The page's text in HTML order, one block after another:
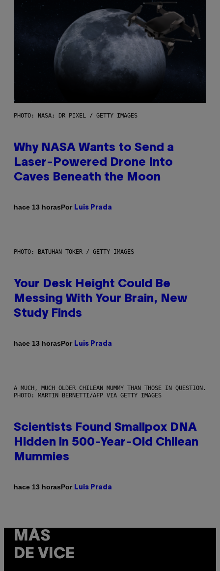
PHOTO: NASA; DR PIXEL / GETTY IMAGES
Why NASA Wants to Send a
Laser-Powered Drone Into
Caves Beneath the Moon
hace 13 horasPor Luis Prada
PHOTO: BATUHAN TOKER / GETTY IMAGES
Your Desk Height Could Be
Messing With Your Brain, New
Study Finds
hace 13 horasPor Luis Prada
A MUCH, MUCH OLDER CHILEAN MUMMY THAN THOSE IN QUESTION.
PHOTO: MARTIN BERNETTI/AFP VIA GETTY IMAGES
Scientists Found Smallpox DNA
Hidden in 500-Year-Old Chilean
Mummies
hace 13 horasPor Luis Prada
MÁS
DE VICE